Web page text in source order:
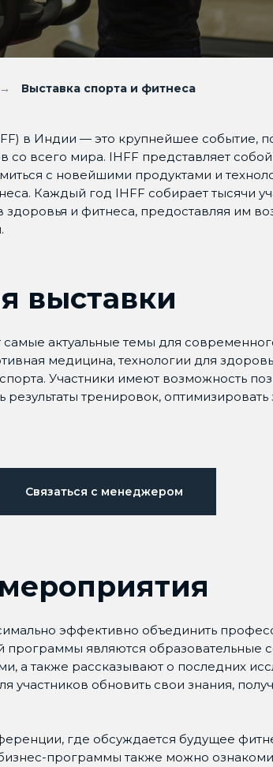
→ Выставка спорта и фитнеса
в Индии — это крупнейшее событие,
всего мира. IHFF представляет
с новейшими продуктами и
Каждый год IHFF собирает тысячи
и фитнеса, предоставляя им
выставки
актуальные темы для
медицина, технологии для
Участники имеют возможность
тренировок,
Связаться с менеджером
эффективно объединить
являются образовательные
а также рассказывают о последних
участников обновить свои знания,
где обсуждается будущее
программы также можно